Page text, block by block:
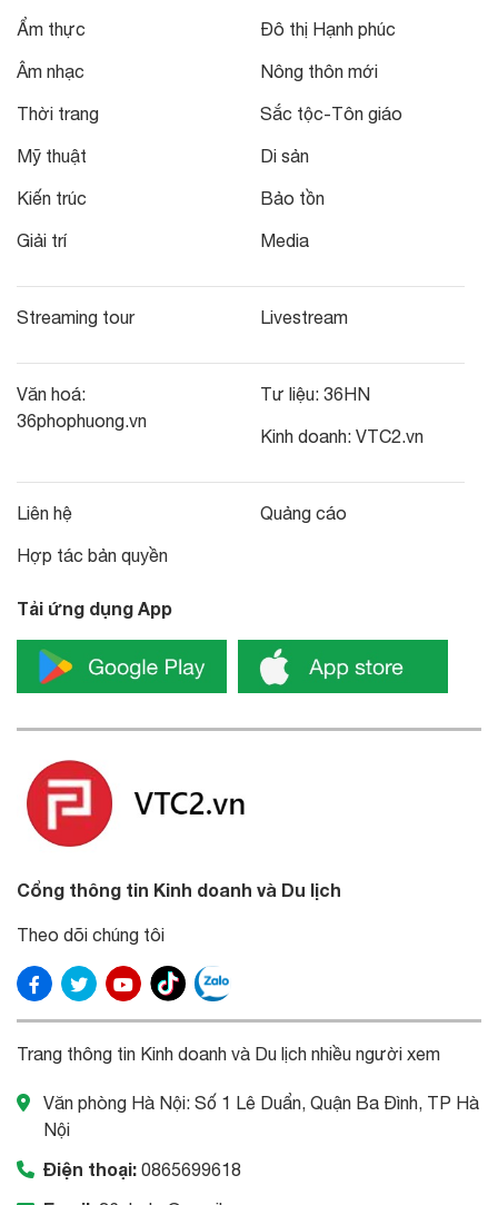
Ẩm thực
Âm nhạc
Thời trang
Mỹ thuật
Kiến trúc
Giải trí
Đô thị Hạnh phúc
Nông thôn mới
Sắc tộc-Tôn giáo
Di sản
Bảo tồn
Media
Streaming tour Livestream
Văn hoá:
36phophuong.vn
Tư liệu: 36HN
Kinh doanh: VTC2.vn
Liên hệ
Hợp tác bản quyền
Quảng cáo
Tải ứng dụng App
Cổng thông tin Kinh doanh và Du lịch
Theo dõi chúng tôi
Trang thông tin Kinh doanh và Du lịch nhiều người xem
Văn phòng Hà Nội: Số 1 Lê Duẩn, Quận Ba Đình, TP Hà
Nội
Điện thoại: 0865699618